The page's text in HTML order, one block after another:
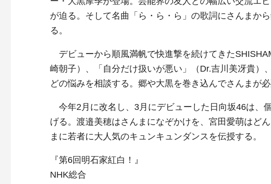
が迫る。そして名曲「ら・ら・ら」の歌詞にさんまか
る。
デビューから順風満帆で快進撃を続けてきた
崎朝子）、「自分だけ扱いが悪い」（Dr.吉川美冴貴）
どの悩みを相談する。郷や大黒を巻き込んでさんまが必
今年2月に改名し、3月にデビューした日向坂46は、
げる。渡邉美穂はさんまになぞかけを、宮田愛萌はど
まに若者に大人気のキュンキュンダンスを伝授する。
『第6回明石家紅白！』
NHK総合